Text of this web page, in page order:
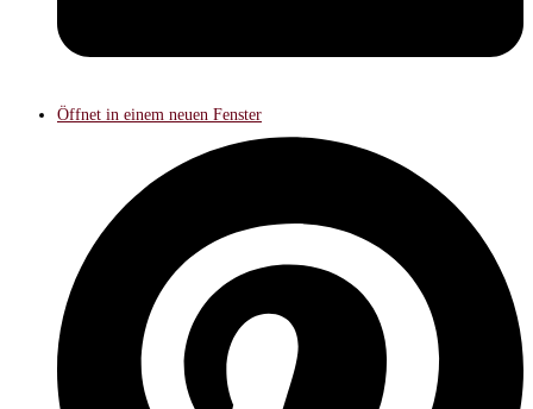
Öffnet in einem neuen Fenster